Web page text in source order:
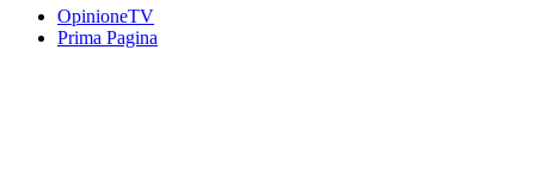
OpinioneTV
Prima Pagina